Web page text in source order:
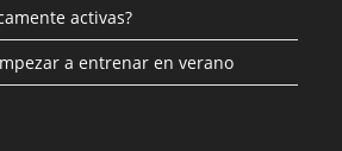
activas?
a entrenar en verano